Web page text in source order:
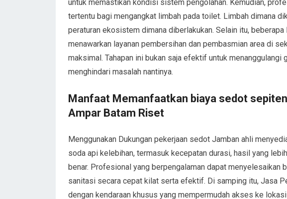
untuk memastikan kondisi sistem pengolahan. Kemudian,
tertentu bagi mengangkat limbah pada toilet. Limbah dimana
peraturan ekosistem dimana diberlakukan. Selain itu,
menawarkan layanan pembersihan dan pembasmian area di
maksimal. Tahapan ini bukan saja efektif untuk menanggulangi
menghindari masalah nantinya.
Manfaat Memanfaatkan biaya sedot
Ampar Batam Riset
Menggunakan Dukungan pekerjaan sedot Jamban ahli
soda api kelebihan, termasuk kecepatan durasi, hasil yang
benar. Profesional yang berpengalaman dapat menyelesaikan
sanitasi secara cepat kilat serta efektif. Di samping itu, Jasa
dengan kendaraan khusus yang mempermudah akses ke